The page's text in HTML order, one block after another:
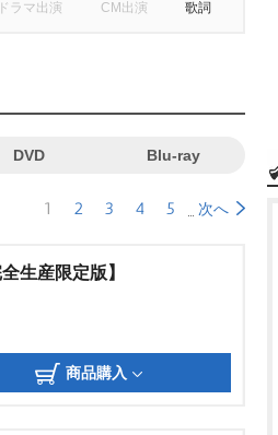
ドラマ出演 CM出演 歌詞
DVD Blu-ray
1 2 3 4 5 次へ
生産限定版】
商品購入